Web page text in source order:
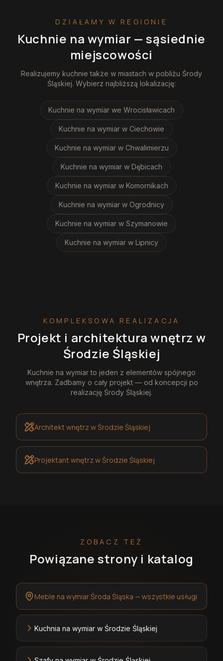
DZIAŁAMY W REGIONIE
Kuchnie na wymiar — sąsiednie
miejscowości
Realizujemy kuchnie także w miastach w pobliżu Środy
Śląskiej. Wybierz najbliższą lokalizację:
Kuchnie na wymiar we Wrocisławicach
Kuchnie na wymiar w Ciechowie
Kuchnie na wymiar w Chwalimierzu
Kuchnie na wymiar w Dębicach
Kuchnie na wymiar w Komornikach
Kuchnie na wymiar w Ogrodnicy
Kuchnie na wymiar w Szymanowie
Kuchnie na wymiar w Lipnicy
KOMPLEKSOWA REALIZACJA
Projekt i architektura wnętrz w
Środzie Śląskiej
Kuchnie na wymiarto jeden z elementów spójnego
wnętrza. Zadbamy o cały projekt — od koncepcji po
realizację Środy Śląskiej.
Architekt wnętrzw Środzie Śląskiej
Projektant wnętrzw Środzie Śląskiej
ZOBACZ TEŻ
Powiązane strony i katalog
Meble na wymiar Środa Śląska — wszystkie usługi
Kuchnia na wymiar w Środzie Śląskiej